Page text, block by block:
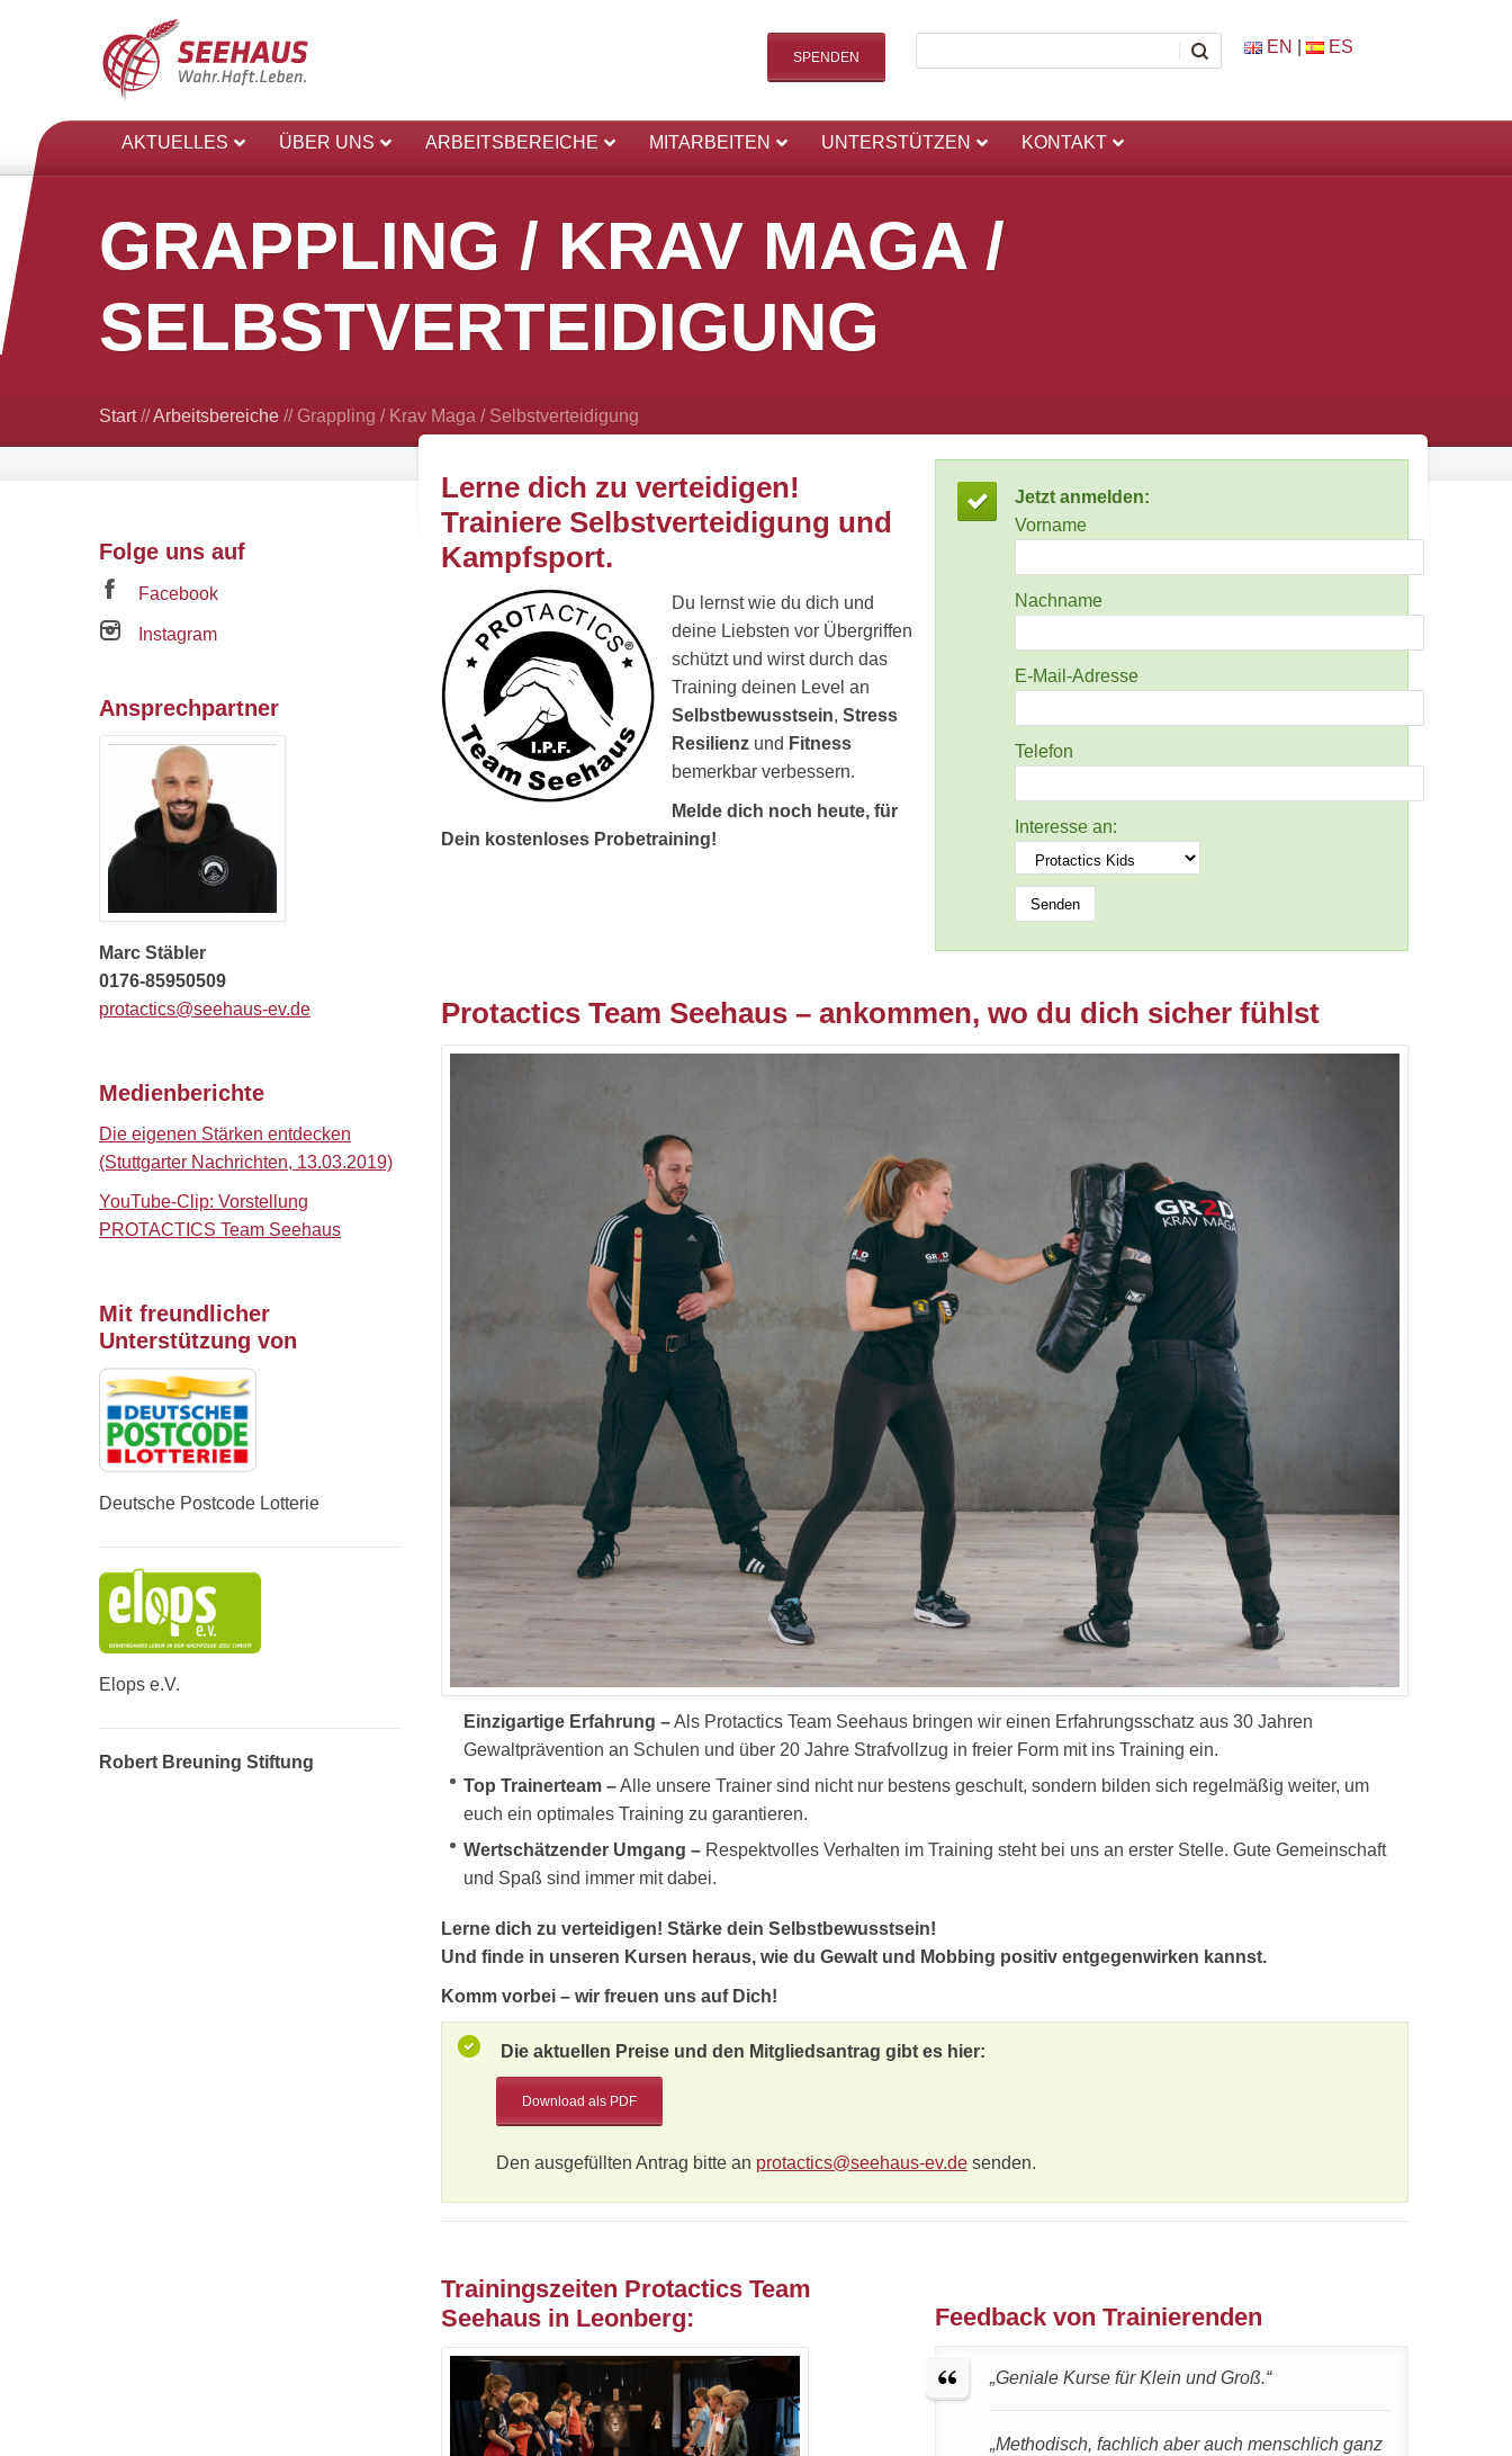
EN ES
SPENDEN
AKTUELLES ÜBER UNS ARBEITSBEREICHE MITARBEITEN UNTERSTÜTZEN KONTAKT
GRAPPLING / KRAV MAGA /
SELBSTVERTEIDIGUNG
Start//Arbeitsbereiche // Grappling / Krav Maga / Selbstverteidigung
Lerne dich zu verteidigen!
Trainiere Selbstverteidigung und
Kampfsport.
Du lernst wie du dich und
deine Liebsten vor Übergriffen
schützt und wirst durch das
Training deinen Level an
Selbstbewusstsein, Stress
Resilienz und Fitness
bemerkbar verbessern.
Melde dich noch heute, für
Dein kostenloses Probetraining!
Jetzt anmelden:
Vorname
Nachname
E-Mail-Adresse
Telefon
Interesse an:
Protactics Team Seehaus – ankommen, wo du dich sicher fühlst
Einzigartige Erfahrung –Als Protactics Team Seehaus bringen wir einen Erfahrungsschatz aus 30 Jahren
Gewaltprävention an Schulen und über 20 Jahre Strafvollzug in freier Form mit ins Training ein.
Top Trainerteam –Alle unsere Trainer sind nicht nur bestens geschult, sondern bilden sich regelmäßig weiter, um
euch ein optimales Training zu garantieren.
Wertschätzender Umgang – Respektvolles Verhalten im Training steht bei uns an erster Stelle. Gute Gemeinschaft
und Spaß sind immer mit dabei.
Lerne dich zu verteidigen! Stärke dein Selbstbewusstsein!
Und finde in unseren Kursen heraus, wie du Gewalt und Mobbing positiv entgegenwirken kannst.
Komm vorbei – wir freuen uns auf Dich!
Die aktuellen Preise und den Mitgliedsantrag gibt es hier:
Download als PDF
Den ausgefüllten Antrag bitte an protactics@seehaus-ev.de senden.
Trainingszeiten Protactics Team
Seehaus in Leonberg:
Feedback von Trainierenden
„Geniale Kurse für Klein und Groß.“
„Methodisch, fachlich aber auch menschlich ganz
Folge uns auf
Facebook
Instagram
Ansprechpartner
Marc Stäbler
0176-85950509
protactics@seehaus-ev.de
Medienberichte
Die eigenen Stärken entdecken
(Stuttgarter Nachrichten, 13.03.2019)
YouTube-Clip: Vorstellung
PROTACTICS Team Seehaus
Mit freundlicher
Unterstützung von
Deutsche Postcode Lotterie
Elops e.V.
Robert Breuning Stiftung